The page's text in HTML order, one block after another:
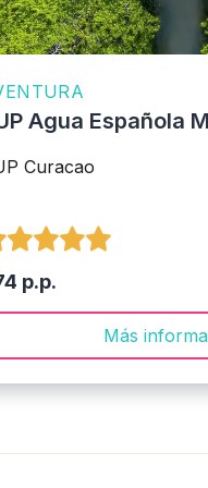
Agua Española
Curacao
p.p.
Más